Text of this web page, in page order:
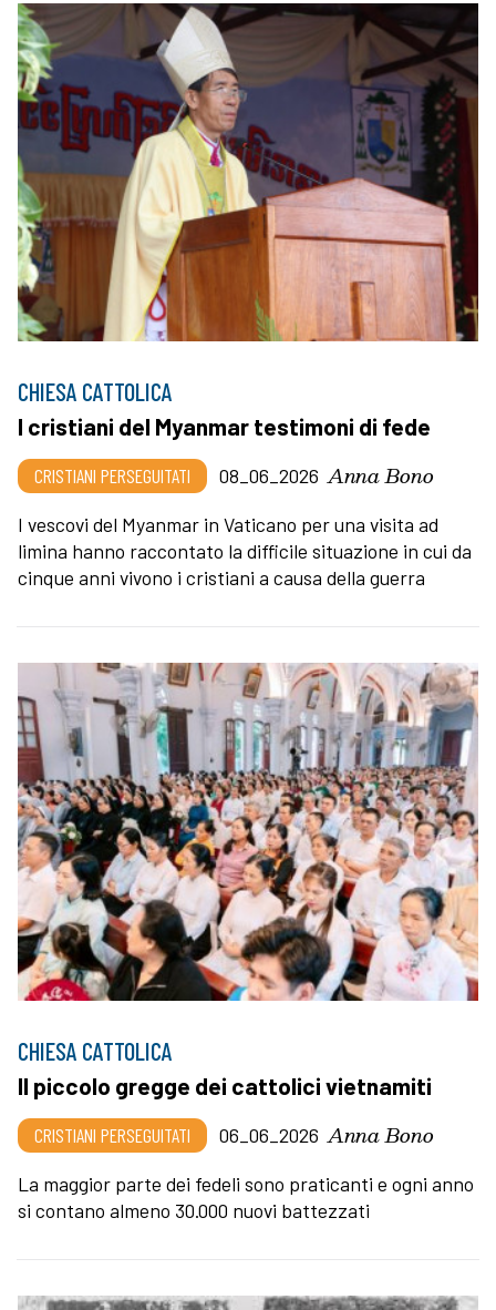
CHIESA CATTOLICA
I cristiani del Myanmar testimoni di fede
CRISTIANI PERSEGUITATI 08_06_2026 Anna Bono
I vescovi del Myanmar in Vaticano per una visita ad
limina hanno raccontato la difficile situazione in cui da
cinque anni vivono i cristiani a causa della guerra
CHIESA CATTOLICA
Il piccolo gregge dei cattolici vietnamiti
CRISTIANI PERSEGUITATI 06_06_2026 Anna Bono
La maggior parte dei fedeli sono praticanti e ogni anno
si contano almeno 30.000 nuovi battezzati